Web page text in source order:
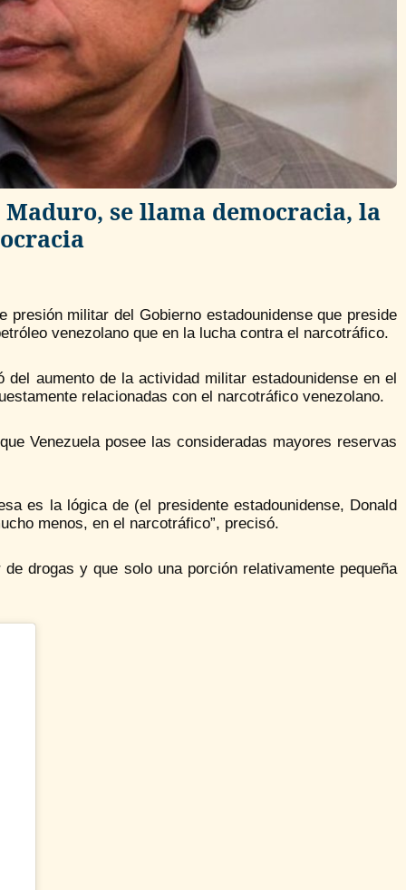
se llama democracia, la
militar del Gobierno estadounidense que preside
venezolano que en la lucha contra el narcotráfico.
del aumento de la actividad militar estadounidense en el
relacionadas con el narcotráfico venezolano.
Venezuela posee las consideradas mayores reservas
es la lógica de (el presidente estadounidense, Donald
menos, en el narcotráfico”, precisó.
drogas y que solo una porción relativamente pequeña